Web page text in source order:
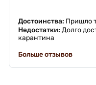
Достоинства: Пришло
Недостатки: Долго
карантина
Больше отзывов